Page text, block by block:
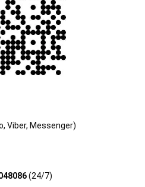
Viber, Messenger)
(24/7)